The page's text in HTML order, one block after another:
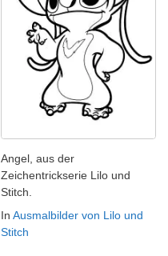
Angel, aus der
Zeichentrickserie Lilo und
Stitch.
In Ausmalbilder von Lilo und
Stitch